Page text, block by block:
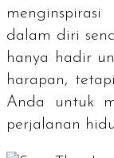
dalam diri
hanya hadir
harapan,
Anda untuk
perjalanan